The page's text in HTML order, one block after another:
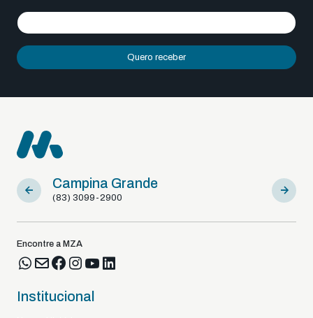
Quero receber
Campina Grande
(83) 3099-2900
Sousa
(83)
Encontre a MZA
Institucional